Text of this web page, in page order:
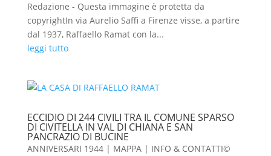
Redazione - Questa immagine è protetta da
copyrightIn via Aurelio Saffi a Firenze visse, a partire
dal 1937, Raffaello Ramat con la...
leggi tutto
ECCIDIO DI 244 CIVILI TRA IL COMUNE SPARSO
DI CIVITELLA IN VAL DI CHIANA E SAN
PANCRAZIO DI BUCINE
ANNIVERSARI 1944 | MAPPA | INFO & CONTATTI©